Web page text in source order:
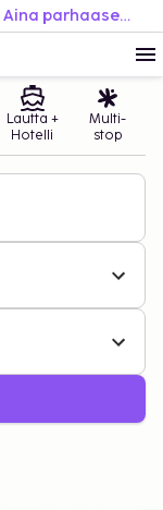
Varaa helposti. Matkusta joustavasti. Aina parhaaseen hintaan.
Lautta +
Hotelli
Multi-
stop